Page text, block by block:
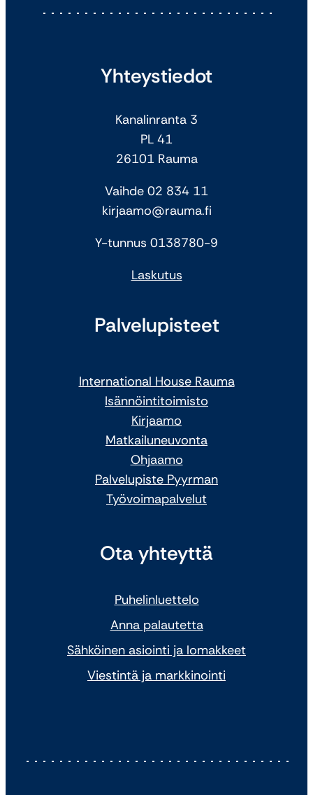
Yhteystiedot
Kanalinranta 3
PL 41
26101 Rauma
Vaihde 02 834 11
kirjaamo@rauma.fi
Y-tunnus 0138780-9
Laskutus
Palvelupisteet
International House Rauma
Isännöintitoimisto
Kirjaamo
Matkailuneuvonta
Ohjaamo
Palvelupiste Pyyrman
Työvoimapalvelut
Ota yhteyttä
Puhelinluettelo
Anna palautetta
Sähköinen asiointi ja lomakkeet
Viestintä ja markkinointi